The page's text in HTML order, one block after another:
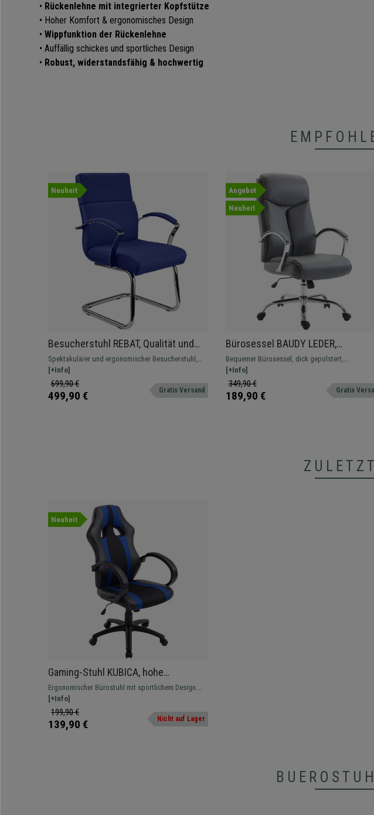
• Rückenlehne mit integrierter Kopfstütze
• Hoher Komfort & ergonomisches Design
• Wippfunktion der Rückenlehne
• Auffällig schickes und sportliches Design
• Robust, widerstandsfähig & hochwertig
Neuheit
Besucherstuhl REBAT, Qualität und
Design, Stoffbezug, Farbe Dunkelblau
Spektakulärer und ergonomischer Besucherstuhl,
makelloses Design und Verarbeitung, Luxus und
Komfort zum besten Preis.
[+Info]
699,90 €
499,90 € Gratis Versand
Angebot
Neuheit
Bürosessel BAUDY LEDER,
Metallfußkreuz, dicke Polsterung,
Farbe Grau
Bequemer Bürosessel, dick gepolstert,
Kunstlederbezug, robustes Metallfußkreuz und
Wippfunktion der Rückenlehne.
[+Info]
349,90 €
189,90 € Gratis
Neuheit
Gaming-Stuhl KUBICA, hohe
Rückenlehne, dicke Polsterung,
Leder- und Netzstoffbezug, Farbe
Schwarz / Blau
Ergonomischer Bürostuhl mit sportlichem Design.
Bequeme, dicke Polsterung, mit integrierter
Wippfunktion und gepolsterten Armlehnen.
[+Info]
199,90 €
139,90 € Nicht auf Lager